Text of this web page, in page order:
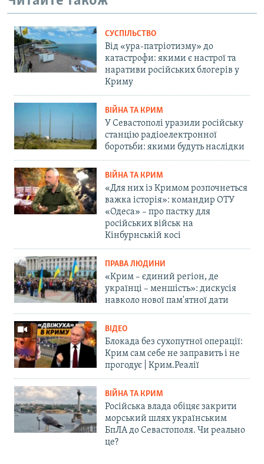
СУСПІЛЬСТВО
Від «ура-патріотизму» до
катастрофи: якими є настрої та
наративи російських блогерів у
Криму
ВІЙНА ТА КРИМ
У Севастополі уразили російську
станцію радіоелектронної
боротьби: якими будуть наслідки
ВІЙНА ТА КРИМ
«Для них із Кримом розпочнеться
важка історія»: командир ОТУ
«Одеса» – про пастку для
російських військ на
Кінбурнській косі
ПРАВА ЛЮДИНИ
«Крим – єдиний регіон, де
українці – меншість»: дискусія
навколо нової пам'ятної дати
ВІДЕО
Блокада без сухопутної операції:
Крим сам себе не заправить і не
прогодує | Крим.Реалії
ВІЙНА ТА КРИМ
Російська влада обіцяє закрити
морський шлях українським
БпЛА до Севастополя. Чи реально
це?